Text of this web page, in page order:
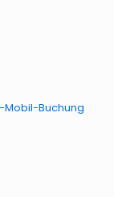
Mobil-Buchung